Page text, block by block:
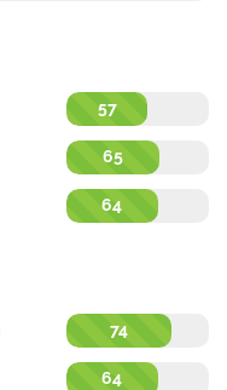
57
65
64
74
64